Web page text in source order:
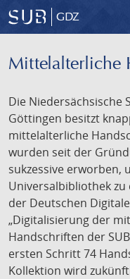
GDZ
Mittelalterliche
Die Niedersächsische
Göttingen besitzt
mittelalterliche
wurden seit der
sukzessive erworben,
Universalbibliothek zu
der Deutschen
„Digitalisierung der
Handschriften der
ersten Schritt 74
Kollektion wird